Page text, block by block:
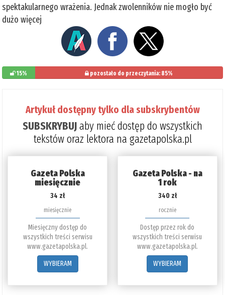
spektakularnego wrażenia. Jednak zwolenników nie mogło być
dużo więcej
15% pozostało do przeczytania: 85%
Artykuł dostępny tylko dla subskrybentów
SUBSKRYBUJaby mieć dostęp do wszystkich
tekstów oraz lektora na gazetapolska.pl
Gazeta Polska
miesięcznie
34 zł
miesięcznie
Miesięczny dostęp do
wszystkich treści serwisu
www.gazetapolska.pl.
WYBIERAM
Gazeta Polska - na
1 rok
340 zł
rocznie
Dostęp przez rok do
wszystkich treści serwisu
www.gazetapolska.pl.
WYBIERAM